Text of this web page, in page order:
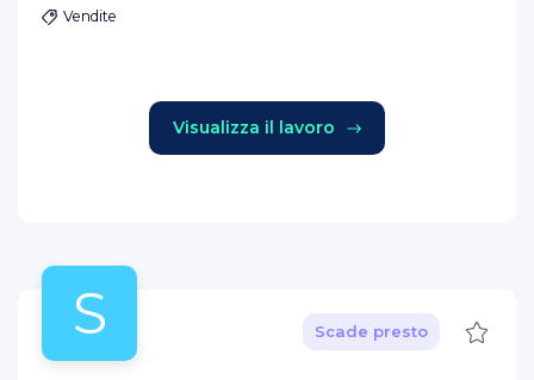
Vendite
Visualizza il lavoro
S Scade presto Salva